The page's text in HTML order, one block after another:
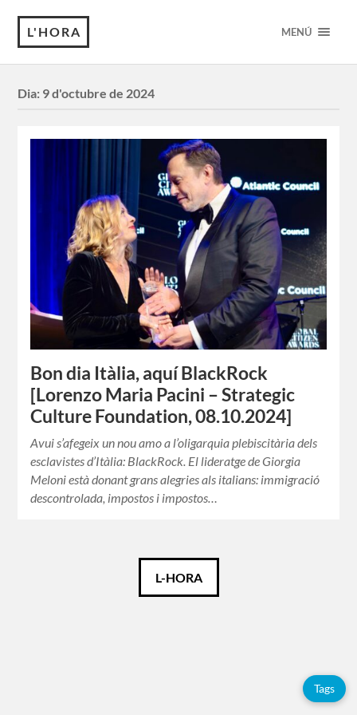
L'HORA MENÚ
Dia: 9 d'octubre de 2024
Bon dia Itàlia, aquí BlackRock
[Lorenzo Maria Pacini – Strategic
Culture Foundation, 08.10.2024]
Avui s’afegeix un nou amo a l’oligarquia plebiscitària dels
esclavistes d’Itàlia: BlackRock. El lideratge de Giorgia
Meloni està donant grans alegries als italians: immigració
descontrolada, impostos i impostos…
L-HORA
Tags